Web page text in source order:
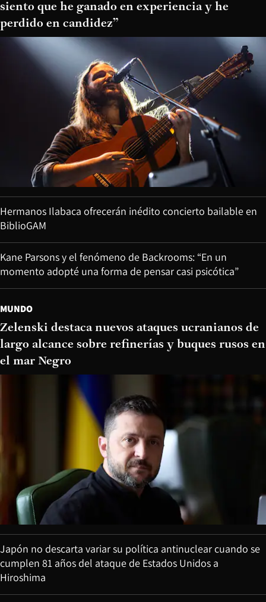
siento que he ganado en experiencia y he
perdido en candidez”
Hermanos Ilabaca ofrecerán inédito concierto bailable en
BiblioGAM
Kane Parsons y el fenómeno de Backrooms: “En un
momento adopté una forma de pensar casi psicótica”
MUNDO
Zelenski destaca nuevos ataques ucranianos de
largo alcance sobre refinerías y buques rusos en
el mar Negro
Japón no descarta variar su política antinuclear cuando se
cumplen 81 años del ataque de Estados Unidos a
Hiroshima